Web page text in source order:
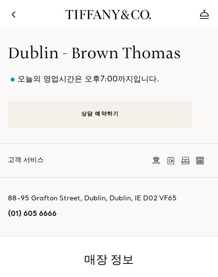
Dublin - Brown Thomas
오늘의 영업시간은 오후7:00까지입니다.
상담 예약하기
고객 서비스
88-95 Grafton Street, Dublin, Dublin, IE D02 VF65
(01) 605 6666
매장 정보